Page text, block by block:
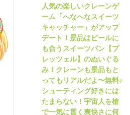
人気の楽しいクレーンゲ
ーム「へなへなスイーツ
キャッチャー」がアップ
デート！景品はビールに
も合うスイーツパン【プ
レッツェル】のぬいぐる
み！クレーンも景品もと
ってもリアルだよ〜無料♪
シューティング好きには
たまらない！宇宙人を槍
で一気に貫く爽快さに何